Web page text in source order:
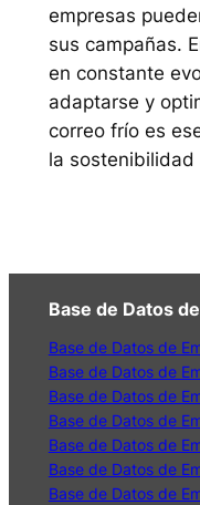
empresas
sus campañas.
en constante
adaptarse y
correo frío es
la sostenibilidad
Base de Datos
Base de Datos de
Base de Datos de
Base de Datos de
Base de Datos de
Base de Datos de
Base de Datos de
Base de Datos de